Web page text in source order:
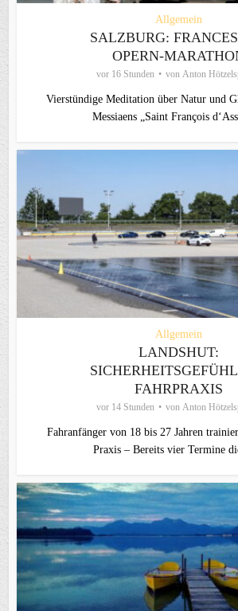
Allgemein
SALZBURG:
OPERN-
vor 16 Stunden von Anton
Vierstündige Meditation über Natur und
Messiaens „Saint François
Allgemein
LANDSHUT:
FAHRPRAXIS
vor 14 Stunden von Anton
Fahranfänger von 18 bis 27 Jahren
Praxis – Bereits vier Termine